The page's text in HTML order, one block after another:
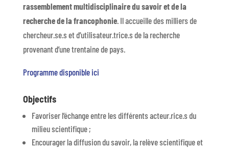
rassemblement multidisciplinaire du savoir et de la
recherche de la francophonie. Il accueille des milliers de
chercheur.se.s et d’utilisateur.trice.s de la recherche
provenant d’une trentaine de pays.
Programme disponible ici
Objectifs
Favoriser l’échange entre les différents acteur.rice.s du
milieu scientifique ;
Encourager la diffusion du savoir, la relève scientifique et